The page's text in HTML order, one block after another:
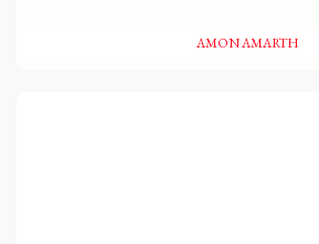
AMON AMARTH